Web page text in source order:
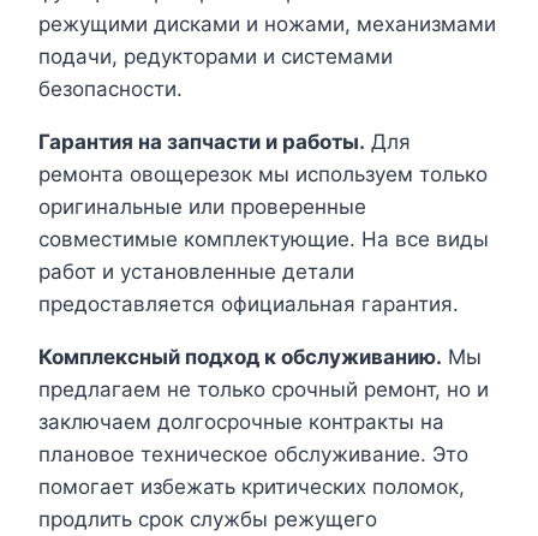
режущими дисками и ножами, механизмами
подачи, редукторами и системами
безопасности.
Гарантия на запчасти и работы. Для
ремонта овощерезок мы используем только
оригинальные или проверенные
совместимые комплектующие. На все виды
работ и установленные детали
предоставляется официальная гарантия.
Комплексный подход к обслуживанию. Мы
предлагаем не только срочный ремонт, но и
заключаем долгосрочные контракты на
плановое техническое обслуживание. Это
помогает избежать критических поломок,
продлить срок службы режущего